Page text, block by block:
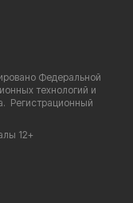
Федеральной
технологий и
Регистрационный
12+